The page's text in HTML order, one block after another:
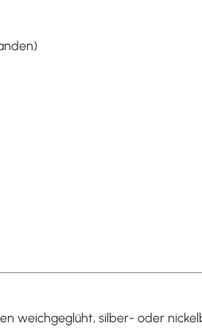
weichgeglüht, silber- oder